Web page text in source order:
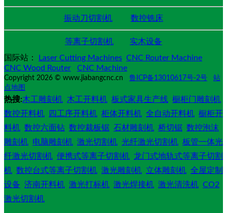
振动刀切割机 数控铣床
等离子切割机
实木设备
国际站：
Laser Cutting Machines CNC Router Machine
CNC Wood Router
CNC Machine
Copyright 2026 © www.jiabangcnc.cn 鲁ICP备13010617号-2号
站
点地图
热搜:木工雕刻机 木工开料机 板式家具生产线 橱柜门雕刻机
数控开料机
四工序开料机 柜体开料机 全自动开料机 橱柜开
料机 数控六面钻 数控裁板锯 石材雕刻机 桥切锯 数控泡沫
雕刻机 电脑雕刻机 激光切割机 光纤激光切割机 板管一体光
纤激光切割机 便携式等离子切割机 龙门式地轨式等离子切割
机 数控台式等离子切割机 激光雕刻机 立体雕刻机 全屋定制
设备 济南开料机 激光打标机 激光焊接机 激光清洗机 CO2
激光切割机